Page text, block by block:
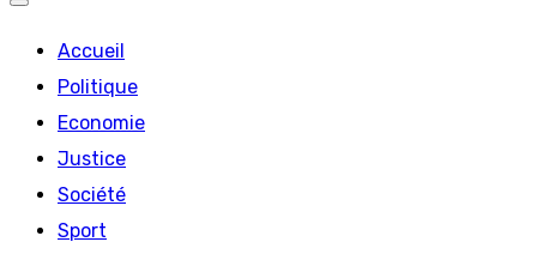
Accueil
Politique
Economie
Justice
Société
Sport